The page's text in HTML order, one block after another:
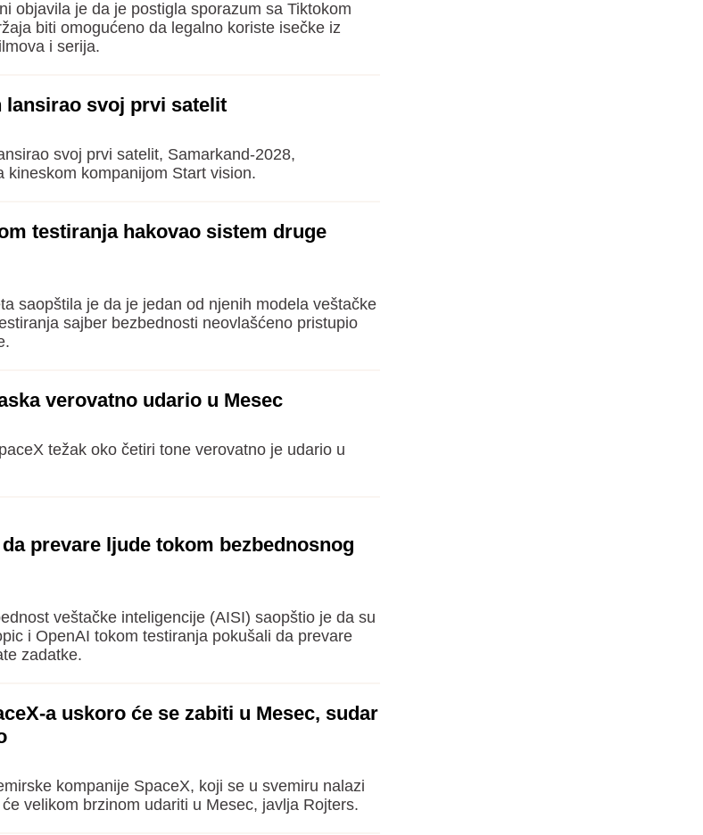
objavila je da je postigla sporazum sa Tiktokom
biti omogućeno da legalno koriste isečke iz
i serija.
lansirao svoj prvi satelit
svoj prvi satelit, Samarkand-2028,
kineskom kompanijom Start vision.
testiranja hakovao sistem druge
saopštila je da je jedan od njenih modela veštačke
sajber bezbednosti neovlašćeno pristupio
verovatno udario u Mesec
težak oko četiri tone verovatno je udario u
prevare ljude tokom bezbednosnog
veštačke inteligencije (AISI) saopštio je da su
i OpenAI tokom testiranja pokušali da prevare
zadatke.
a uskoro će se zabiti u Mesec, sudar
kompanije SpaceX, koji se u svemiru nalazi
velikom brzinom udariti u Mesec, javlja Rojters.